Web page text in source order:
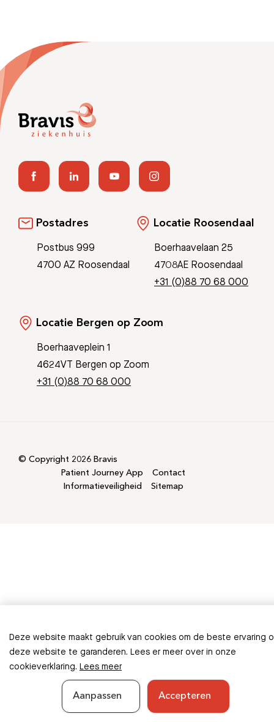
Deze website maakt gebruik van cookies om de beste ervaring
deze website te garanderen. Lees er meer over in onze
cookieverklaring. Lees meer
Aanpassen Accepteren
Postadres
Postbus 999
4700 AZ Roosendaal
Locatie Roosendaal
Boerhaavelaan 25
4708AE Roosendaal
+31 (0)88 70 68 000
Locatie Bergen op Zoom
Boerhaaveplein 1
4624VT Bergen op Zoom
+31 (0)88 70 68 000
© Copyright 2026 Bravis
Patient Journey App
Contact
Informatieveiligheid
Sitemap